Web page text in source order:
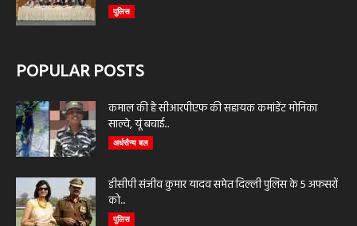
पुलिस
POPULAR POSTS
कमाल की है सीआरपीएफ की सहायक कमांडेंट मोनिका
साल्वे, यूं बचाई...
अर्धसैन्य बल
डीसीपी संजीव कुमार यादव समेत दिल्ली पुलिस के 5 अफसरों
को...
पुलिस